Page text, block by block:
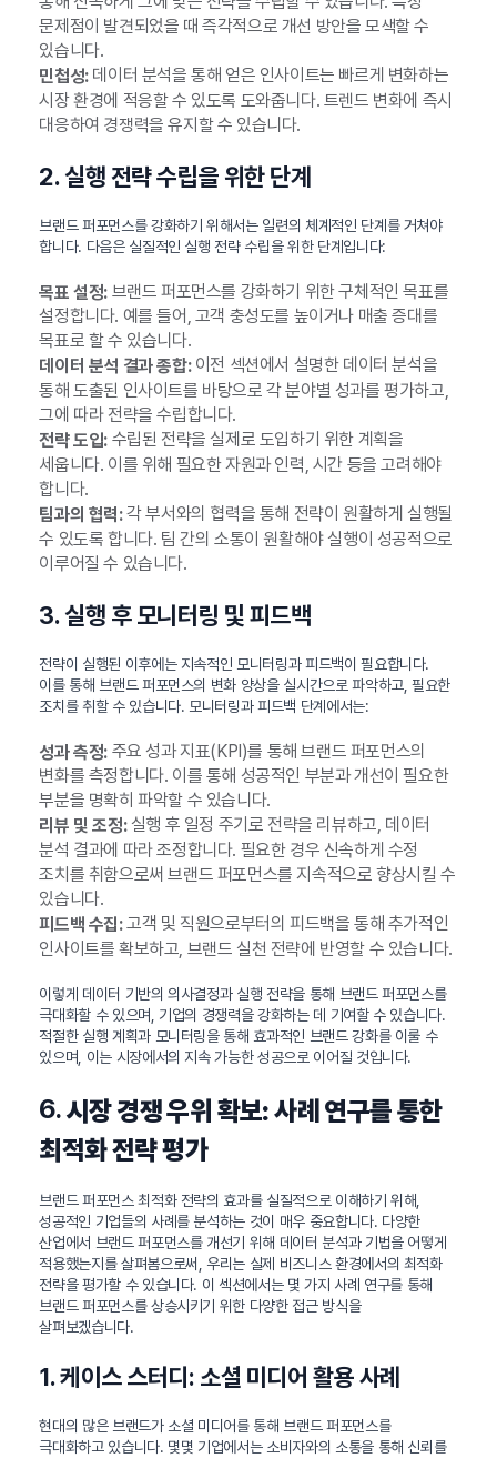
문제점이 발견되었을 때 즉각적으로 개선 방안을 모색할 수
있습니다.
민첩성:데이터 분석을 통해 얻은 인사이트는 빠르게 변화하는
시장 환경에 적응할 수 있도록 도와줍니다. 트렌드 변화에 즉시
대응하여 경쟁력을 유지할 수 있습니다.
2. 실행 전략 수립을 위한 단계
브랜드 퍼포먼스를 강화하기 위해서는 일련의 체계적인 단계를 거쳐야
합니다. 다음은 실질적인 실행 전략 수립을 위한 단계입니다:
목표 설정:브랜드 퍼포먼스를 강화하기 위한 구체적인 목표를
설정합니다. 예를 들어, 고객 충성도를 높이거나 매출 증대를
목표로 할 수 있습니다.
데이터 분석 결과 종합:이전 섹션에서 설명한 데이터 분석을
통해 도출된 인사이트를 바탕으로 각 분야별 성과를 평가하고,
그에 따라 전략을 수립합니다.
전략 도입:수립된 전략을 실제로 도입하기 위한 계획을
세웁니다. 이를 위해 필요한 자원과 인력, 시간 등을 고려해야
합니다.
팀과의 협력:각 부서와의 협력을 통해 전략이 원활하게 실행될
수 있도록 합니다. 팀 간의 소통이 원활해야 실행이 성공적으로
이루어질 수 있습니다.
3. 실행 후 모니터링 및 피드백
전략이 실행된 이후에는 지속적인 모니터링과 피드백이 필요합니다.
이를 통해 브랜드 퍼포먼스의 변화 양상을 실시간으로 파악하고, 필요한
조치를 취할 수 있습니다. 모니터링과 피드백 단계에서는:
성과 측정:주요 성과 지표(KPI)를 통해 브랜드 퍼포먼스의
변화를 측정합니다. 이를 통해 성공적인 부분과 개선이 필요한
부분을 명확히 파악할 수 있습니다.
리뷰 및 조정:실행 후 일정 주기로 전략을 리뷰하고, 데이터
분석 결과에 따라 조정합니다. 필요한 경우 신속하게 수정
조치를 취함으로써 브랜드 퍼포먼스를 지속적으로 향상시킬 수
있습니다.
피드백 수집:고객 및 직원으로부터의 피드백을 통해 추가적인
인사이트를 확보하고, 브랜드 실천 전략에 반영할 수 있습니다.
이렇게 데이터 기반의 의사결정과 실행 전략을 통해 브랜드 퍼포먼스를
극대화할 수 있으며, 기업의 경쟁력을 강화하는 데 기여할 수 있습니다.
적절한 실행 계획과 모니터링을 통해 효과적인 브랜드 강화를 이룰 수
있으며, 이는 시장에서의 지속 가능한 성공으로 이어질 것입니다.
6.시장 경쟁 우위 확보: 사례 연구를 통한
최적화 전략 평가
브랜드 퍼포먼스 최적화 전략의 효과를 실질적으로 이해하기 위해,
성공적인 기업들의 사례를 분석하는 것이 매우 중요합니다. 다양한
산업에서 브랜드 퍼포먼스를 개선기 위해 데이터 분석과 기법을 어떻게
적용했는지를 살펴봄으로써, 우리는 실제 비즈니스 환경에서의 최적화
전략을 평가할 수 있습니다. 이 섹션에서는 몇 가지 사례 연구를 통해
브랜드 퍼포먼스를 상승시키기 위한 다양한 접근 방식을
살펴보겠습니다.
1. 케이스 스터디: 소셜 미디어 활용 사례
현대의 많은 브랜드가 소셜 미디어를 통해 브랜드 퍼포먼스를
극대화하고 있습니다. 몇몇 기업에서는 소비자와의 소통을 통해 신뢰를